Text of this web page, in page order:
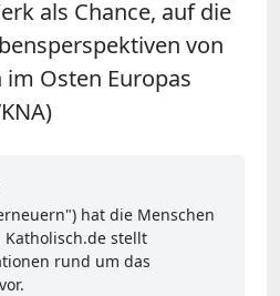
als Chance, auf die
von
Osten Europas
hat die Menschen
Katholisch.de stellt
rund um das